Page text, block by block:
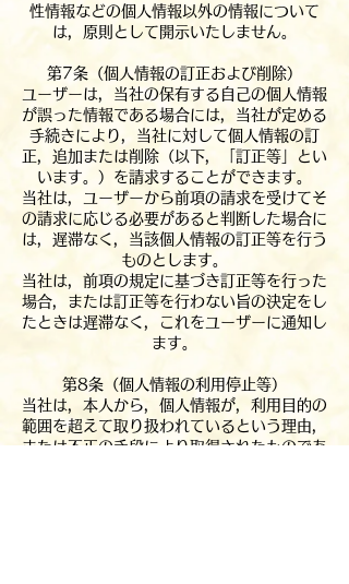
性情報などの個人情報以外の情報について
は，原則として開示いたしません。
第7条（個人情報の訂正および削除）
ユーザーは，当社の保有する自己の個人情報
が誤った情報である場合には，当社が定める
手続きにより，当社に対して個人情報の訂
正，追加または削除（以下，「訂正等」とい
います。）を請求することができます。
当社は，ユーザーから前項の請求を受けてそ
の請求に応じる必要があると判断した場合に
は，遅滞なく，当該個人情報の訂正等を行う
ものとします。
当社は，前項の規定に基づき訂正等を行った
場合，または訂正等を行わない旨の決定をし
たときは遅滞なく，これをユーザーに通知し
ます。
第8条（個人情報の利用停止等）
当社は，本人から，個人情報が，利用目的の
範囲を超えて取り扱われているという理由，
または不正の手段により取得されたものであ